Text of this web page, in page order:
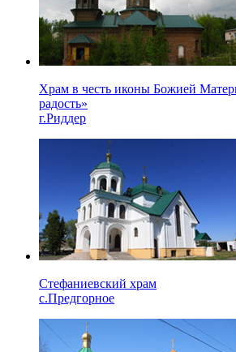
Храм в честь иконы Божией
радость»
г.Риддер
Стефаниевский храм
с.Предгорное